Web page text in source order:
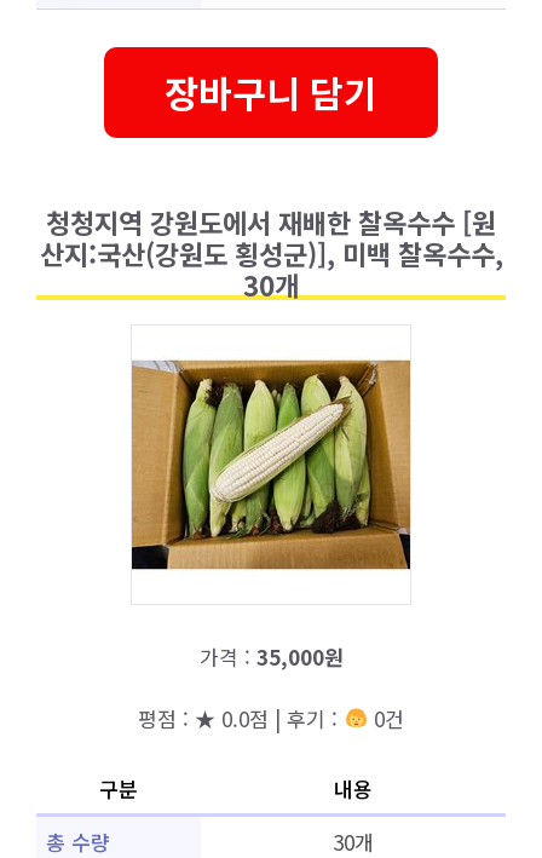
장바구니 담기
청청지역 강원도에서 재배한 찰옥수수 [원
산지:국산(강원도 횡성군)], 미백 찰옥수수,
30개
가격 : 35,000원
평점 : ★ 0.0점 | 후기 : 0건
구분
내용
총 수량
30개